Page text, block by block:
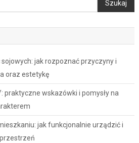
Szukaj
sojowych: jak rozpoznać przyczyny i
oraz estetykę
praktyczne wskazówki i pomysły na
jak funkcjonalnie urządzić i